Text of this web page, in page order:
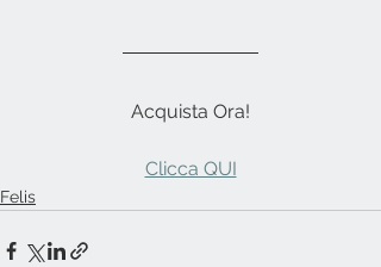
Acquista Ora!
Clicca QUI
Felis